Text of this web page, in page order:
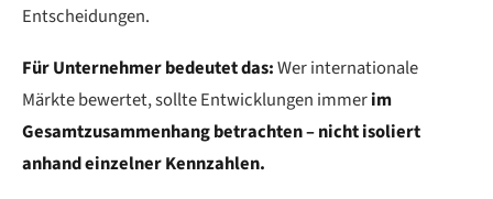
Entscheidungen.
Für Unternehmer bedeutet das:Wer internationale
Märkte bewertet, sollte Entwicklungen immerim
Gesamtzusammenhang betrachten – nicht isoliert
anhand einzelner Kennzahlen.